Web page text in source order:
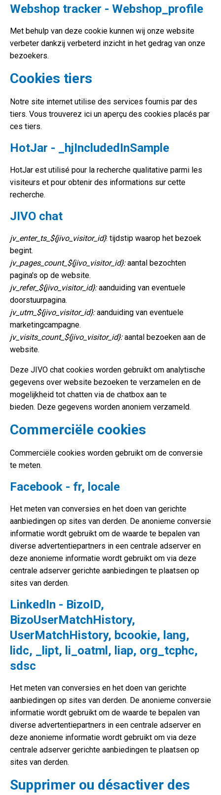
Webshop tracker - Webshop_profile
Met behulp van deze cookie kunnen wij onze website
verbeter dankzij verbeterd inzicht in het gedrag van onze
bezoekers.
Cookies tiers
Notre site internet utilise des services fournis par des
tiers. Vous trouverez ici un aperçu des cookies placés par
ces tiers.
HotJar - _hjIncludedInSample
HotJar est utilisé pour la recherche qualitative parmi les
visiteurs et pour obtenir des informations sur cette
recherche.
JIVO chat
jv_enter_ts_${jivo_visitor_id}: tijdstip waarop het bezoek
begint.
jv_pages_count_${jivo_visitor_id}:aantal bezochten
pagina's op de website.
jv_refer_${jivo_visitor_id}:aanduiding van eventuele
doorstuurpagina.
jv_utm_${jivo_visitor_id}:aanduiding van eventuele
marketingcampagne.
jv_visits_count_${jivo_visitor_id}:aantal bezoeken aan de
website.
Deze JIVO chat cookies worden gebruikt om analytische
gegevens over website bezoeken te verzamelen en de
mogelijkheid tot chatten via de chatbox aan te
bieden. Deze gegevens worden anoniem verzameld.
Commerciële cookies
Commerciële cookies worden gebruikt om de conversie
te meten.
Facebook - fr, locale
Het meten van conversies en het doen van gerichte
aanbiedingen op sites van derden. De anonieme conversie
informatie wordt gebruikt om de waarde te bepalen van
diverse advertentiepartners in een centrale adserver en
deze anonieme informatie wordt gebruikt om via deze
centrale adserver gerichte aanbiedingen te plaatsen op
sites van derden.
LinkedIn - BizoID,
BizoUserMatchHistory,
UserMatchHistory, bcookie, lang,
lidc, _lipt, li_oatml, liap, org_tcphc,
sdsc
Het meten van conversies en het doen van gerichte
aanbiedingen op sites van derden. De anonieme conversie
informatie wordt gebruikt om de waarde te bepalen van
diverse advertentiepartners in een centrale adserver en
deze anonieme informatie wordt gebruikt om via deze
centrale adserver gerichte aanbiedingen te plaatsen op
sites van derden.
Supprimer ou désactiver des